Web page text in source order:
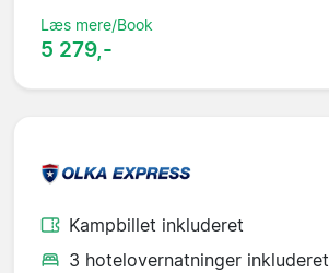
Læs mere/Book
5 279,-
Kampbillet inkluderet
3 hotelovernatninger inkluderet